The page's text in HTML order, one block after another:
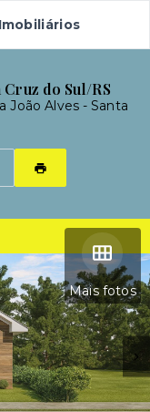
Cruz do Sul/RS
João Alves - Santa
Mais fotos